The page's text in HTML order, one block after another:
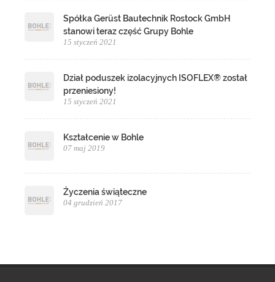
Spółka Gerüst Bautechnik Rostock GmbH
stanowi teraz część Grupy Bohle
15 styczeń 2021
Dział poduszek izolacyjnych ISOFLEX® został
przeniesiony!
15 styczeń 2021
Kształcenie w Bohle
07 maj 2019
Życzenia świąteczne
04 grudzień 2017